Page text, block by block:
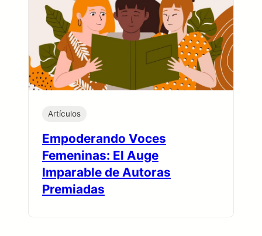
Artículos
Empoderando Voces
Femeninas: El Auge
Imparable de Autoras
Premiadas